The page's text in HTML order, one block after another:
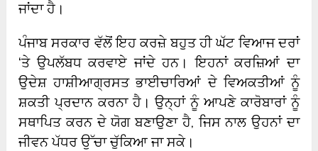
ਜਾਂਦਾ ਹੈ।
ਪੰਜਾਬ ਸਰਕਾਰ ਵੱਲੋਂ ਇਹ ਕਰਜ਼ੇ ਬਹੁਤ ਹੀ ਘੱਟ ਵਿਆਜ ਦਰਾਂ
‘ਤੇ ਉਪਲੱਬਧ ਕਰਵਾਏ ਜਾਂਦੇ ਹਨ। ਇਹਨਾਂ ਕਰਜ਼ਿਆਂ ਦਾ
ਉਦੇਸ਼ ਹਾਸ਼ੀਆਗ੍ਰਸਤ ਭਾਈਚਾਰਿਆਂ ਦੇ ਵਿਅਕਤੀਆਂ ਨੂੰ
ਸ਼ਕਤੀ ਪ੍ਰਦਾਨ ਕਰਨਾ ਹੈ। ਉਨ੍ਹਾਂ ਨੂੰ ਆਪਣੇ ਕਾਰੋਬਾਰਾਂ ਨੂੰ
ਸਥਾਪਿਤ ਕਰਨ ਦੇ ਯੋਗ ਬਣਾਉਣਾ ਹੈ, ਜਿਸ ਨਾਲ ਉਹਨਾਂ ਦਾ
ਜੀਵਨ ਪੱਧਰ ਉੱਚਾ ਚੁੱਕਿਆ ਜਾ ਸਕੇ।